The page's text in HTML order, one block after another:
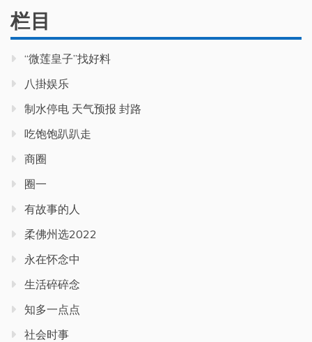
栏目
“微莲皇子”找好料
八掛娱乐
制水停电 天气预报 封路
吃饱饱趴趴走
商圈
圈一
有故事的人
柔佛州选2022
永在怀念中
生活碎碎念
知多一点点
社会时事